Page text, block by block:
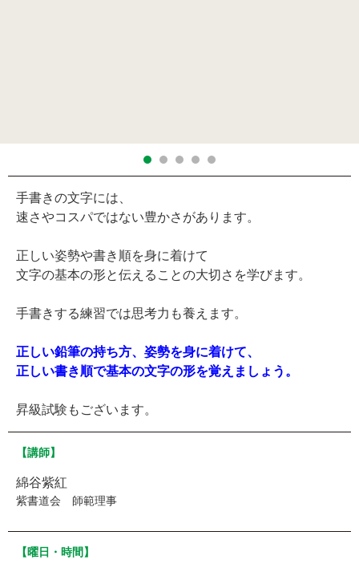
手書きの文字には、
速さやコスパではない豊かさがあります。
正しい姿勢や書き順を身に着けて
文字の基本の形と伝えることの大切さを学びます。
手書きする練習では思考力も養えます。
正しい鉛筆の持ち方、姿勢を身に着けて、
正しい書き順で基本の文字の形を覚えましょう。
昇級試験もございます。
【講師】
綿谷紫紅
紫書道会 師範理事
【曜日・時間】